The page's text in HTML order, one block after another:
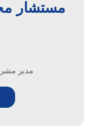
مستشار
مدير